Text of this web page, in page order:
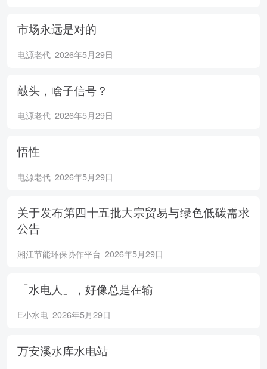
市场永远是对的
电源老代 2026年5月29日
敲头，啥子信号？
电源老代 2026年5月29日
悟性
电源老代 2026年5月29日
关于发布第四十五批大宗贸易与绿色低碳需求
公告
湘江节能环保协作平台 2026年5月29日
「水电人」，好像总是在输
E小水电 2026年5月29日
万安溪水库水电站